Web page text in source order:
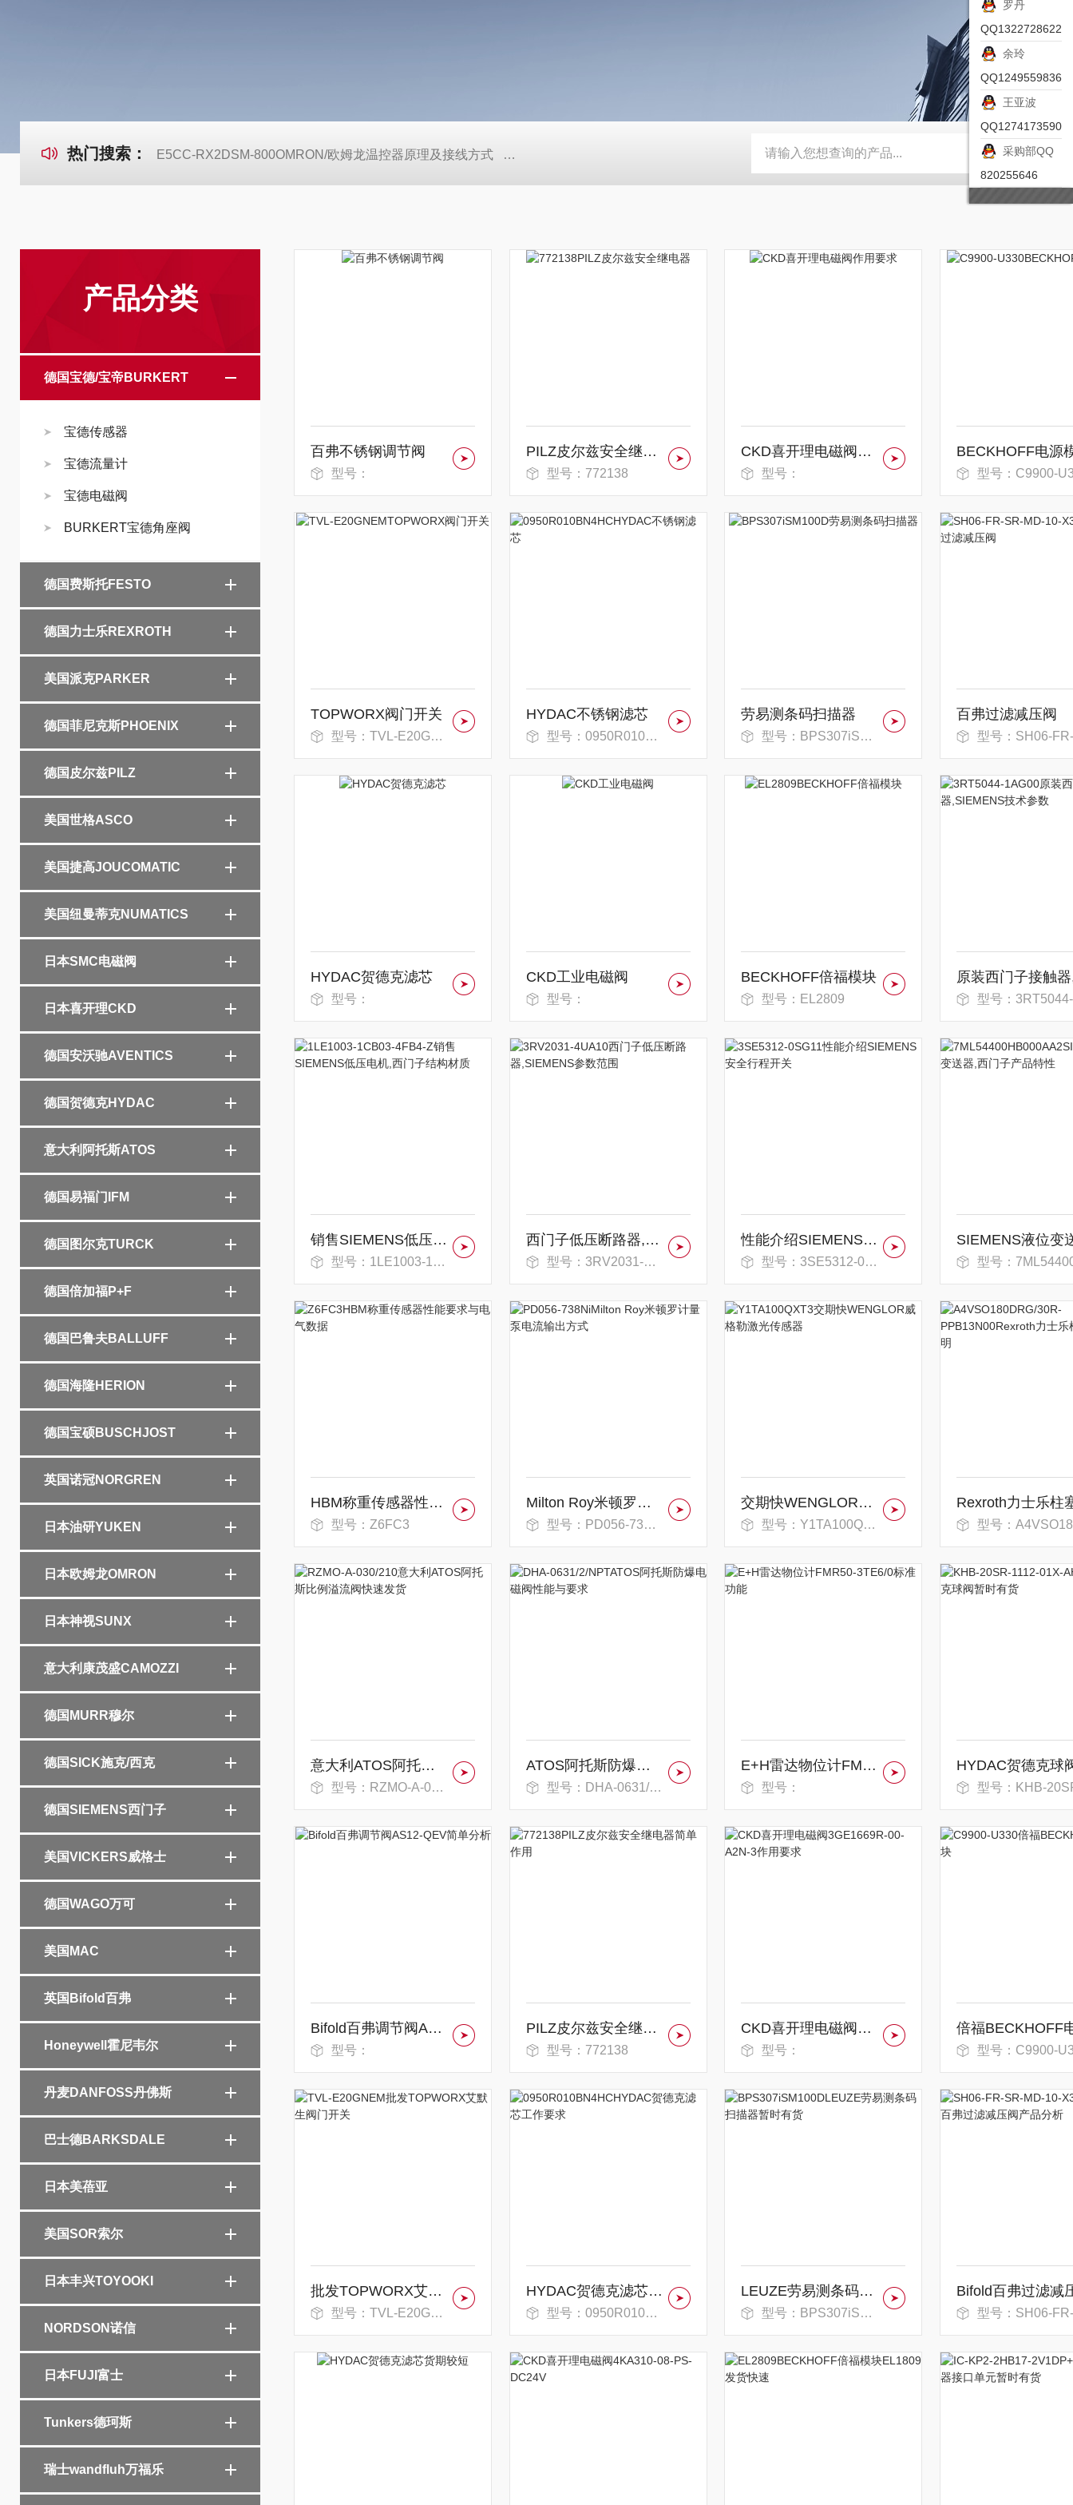
热门搜索： E5CC-RX2DSM-800OMRON/欧姆龙温控器原理及接线方式 日本SMC真空压力开关的中文资料ZK2-ZSEA-A *皮尔兹PILZ安全激光扫描仪 RZMO-TER-
产品分类
德国宝德/宝帝BURKERT
宝德传感器
宝德流量计
宝德电磁阀
BURKERT宝德角座阀
德国费斯托FESTO
德国力士乐REXROTH
美国派克PARKER
德国菲尼克斯PHOENIX
德国皮尔兹PILZ
美国世格ASCO
美国捷高JOUCOMATIC
美国纽曼蒂克NUMATICS
日本SMC电磁阀
日本喜开理CKD
德国安沃驰AVENTICS
德国贺德克HYDAC
意大利阿托斯ATOS
德国易福门IFM
德国图尔克TURCK
德国倍加福P+F
德国巴鲁夫BALLUFF
德国海隆HERION
德国宝硕BUSCHJOST
英国诺冠NORGREN
日本油研YUKEN
日本欧姆龙OMRON
日本神视SUNX
意大利康茂盛CAMOZZI
德国MURR穆尔
德国SICK施克/西克
德国SIEMENS西门子
美国VICKERS威格士
德国WAGO万可
美国MAC
英国Bifold百弗
Honeywell霍尼韦尔
丹麦DANFOSS丹佛斯
巴士德BARKSDALE
日本美蓓亚
美国SOR索尔
日本丰兴TOYOOKI
NORDSON诺信
日本FUJI富士
Tunkers德珂斯
瑞士wandfluh万福乐
百弗不锈钢调节阀
型号：
PILZ皮尔兹安全继电器
型号：772138
CKD喜开理电磁阀作用要求
型号：
BECKHOFF电源
型号：C9900-
TOPWORX阀门开关
型号：TVL-E20GNEM
HYDAC不锈钢滤芯
型号：0950R010BN4HC
劳易测条码扫描器
型号：BPS307iSM100D
百弗过滤减压阀
型号：SH06-FR-SR-MD-10-X3-L217
HYDAC贺德克滤芯
型号：
CKD工业电磁阀
型号：
BECKHOFF倍福模块
型号：EL2809 型号：3RT5044-
销售SIEMENS低压电机,西门子结构材质
型号：1LE1003-1CB03-4FB4-Z
西门子低压断路器,SIEMENS参数范围
型号：3RV2031-4UA10
性能介绍SIEMENS安全行程开关
型号：3SE5312-0SG11 型号：
HBM称重传感器性能要求与电气数据
型号：Z6FC3
Milton Roy米顿罗计量泵电流输出方式
型号：PD056-738Ni
交期快WENGLOR威格勒激光传感器
型号：Y1TA100QXT3 型号：A4VSO180DRG/30R-
意大利ATOS阿托斯比例溢流阀快速发货
型号：RZMO-A-030/210
ATOS阿托斯防爆电磁阀性能与要求
型号：DHA-0631/2/NPT
E+H雷达物位计FMR50-3TE6/0标准功能
型号： 型号：KHB-20SR-1112-
Bifold百弗调节阀AS12-QEV简单分析
型号：
PILZ皮尔兹安全继电器简单作用
型号：772138
CKD喜开理电磁阀3GE1669R-00-A2N-3作用要求
型号： 型号：C9900-
批发TOPWORX艾默生阀门开关
型号：TVL-E20GNEM
HYDAC贺德克滤芯工作要求
型号：0950R010BN4HC
LEUZE劳易测条码扫描器暂时有货
型号：BPS307iSM100D 型号：SH06-FR-SR-MD-10-X3-L217
罗丹
QQ1322728622
余玲
QQ1249559836
王亚波
QQ1274173590
采购部QQ
820255646